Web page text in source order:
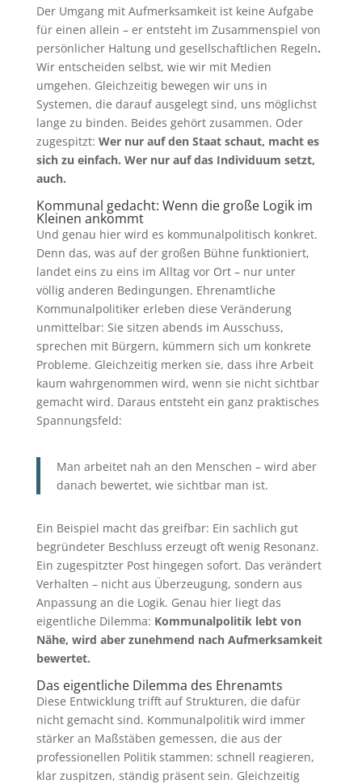
Der Umgang mit Aufmerksamkeit ist keine Aufgabe
für einen allein – er entsteht im Zusammenspiel von
persönlicher Haltung und gesellschaftlichen Regeln.
Wir entscheiden selbst, wie wir mit Medien
umgehen. Gleichzeitig bewegen wir uns in
Systemen, die darauf ausgelegt sind, uns möglichst
lange zu binden. Beides gehört zusammen. Oder
zugespitzt: Wer nur auf den Staat schaut, macht es
sich zu einfach. Wer nur auf das Individuum setzt,
auch.
Kommunal gedacht: Wenn die große Logik im
Kleinen ankommt
Und genau hier wird es kommunalpolitisch konkret.
Denn das, was auf der großen Bühne funktioniert,
landet eins zu eins im Alltag vor Ort – nur unter
völlig anderen Bedingungen. Ehrenamtliche
Kommunalpolitiker erleben diese Veränderung
unmittelbar: Sie sitzen abends im Ausschuss,
sprechen mit Bürgern, kümmern sich um konkrete
Probleme. Gleichzeitig merken sie, dass ihre Arbeit
kaum wahrgenommen wird, wenn sie nicht sichtbar
gemacht wird. Daraus entsteht ein ganz praktisches
Spannungsfeld:
Man arbeitet nah an den Menschen – wird aber
danach bewertet, wie sichtbar man ist.
Ein Beispiel macht das greifbar: Ein sachlich gut
begründeter Beschluss erzeugt oft wenig Resonanz.
Ein zugespitzter Post hingegen sofort. Das verändert
Verhalten – nicht aus Überzeugung, sondern aus
Anpassung an die Logik. Genau hier liegt das
eigentliche Dilemma: Kommunalpolitik lebt von
Nähe, wird aber zunehmend nach Aufmerksamkeit
bewertet.
Das eigentliche Dilemma des Ehrenamts
Diese Entwicklung trifft auf Strukturen, die dafür
nicht gemacht sind. Kommunalpolitik wird immer
stärker an Maßstäben gemessen, die aus der
professionellen Politik stammen: schnell reagieren,
klar zuspitzen, ständig präsent sein. Gleichzeitig